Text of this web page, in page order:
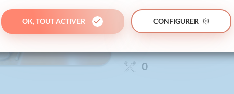
INSTITUT DE LA VISITATION
0
OK, TOUT ACTIVER CONFIGURER